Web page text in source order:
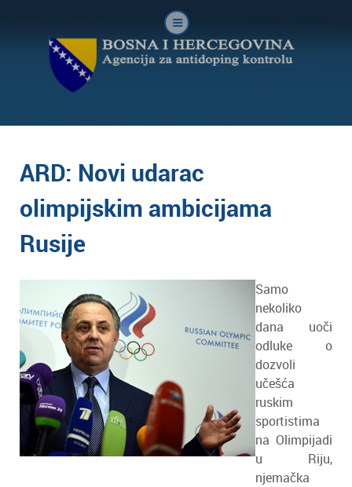
ARD: Novi udarac
olimpijskim ambicijama
Rusije
Samo
nekoliko
dana uoči
odluke o
dozvoli
učešća
ruskim
sportistima
na Olimpijadi
u Riju,
njemačka